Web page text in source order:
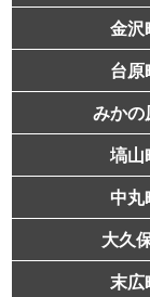
金沢
台原
みかの
塙山
中丸
大久
末広